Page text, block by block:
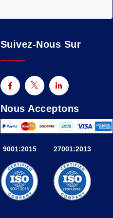
Suivez-Nous Sur
Nous Acceptons
9001:2015 27001:2013